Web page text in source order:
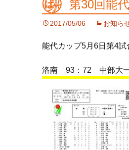
第30回能
2017/05/06 お知ら
能代カップ5月6日第4試
洛南 93：72 中部大